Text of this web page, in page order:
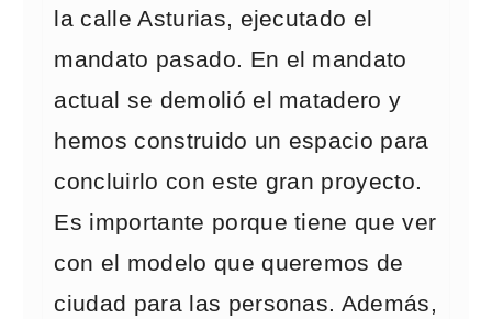
la calle Asturias, ejecutado el
mandato pasado. En el mandato
actual se demolió el matadero y
hemos construido un espacio para
concluirlo con este gran proyecto.
Es importante porque tiene que ver
con el modelo que queremos de
ciudad para las personas. Además,